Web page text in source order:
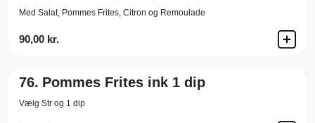
Med Salat, Pommes Frites, Citron og Remoulade
90,00 kr.
76. Pommes Frites ink 1 dip
Vælg Str og 1 dip